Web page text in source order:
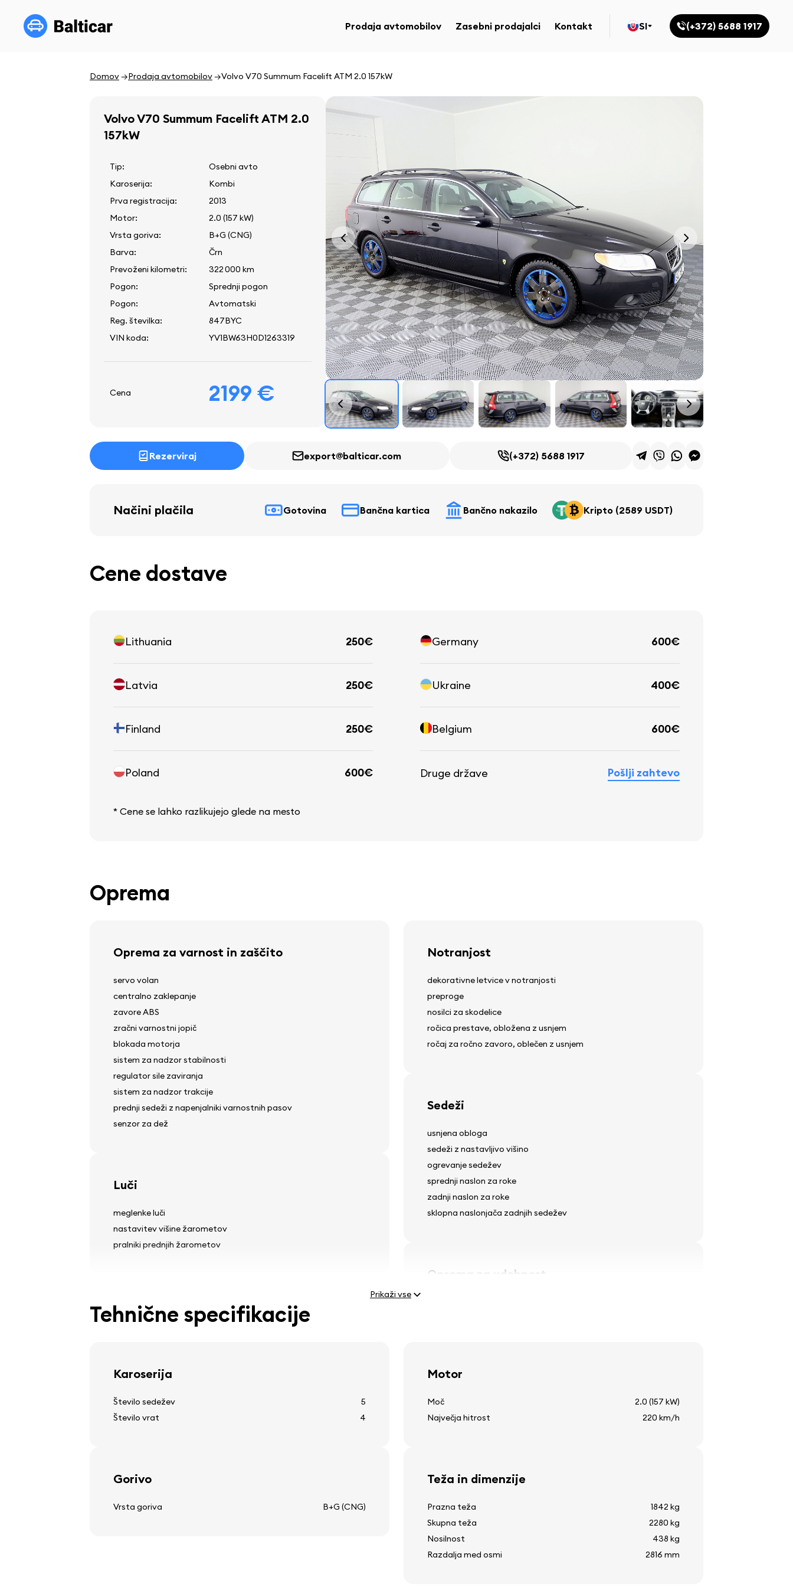
Prodaja avtomobilov Zasebni prodajalci Kontakt SI (+372) 5688 1917
Domov Prodaja avtomobilov Volvo V70 Summum Facelift ATM 2.0 157kW
Volvo V70 Summum Facelift ATM 2.0
157kW
Tip:
Osebni avto
Karoserija:
Kombi
Prva registracija:
2013
Motor:
2.0 (157 kW)
Vrsta goriva:
B+G (CNG)
Barva:
Črn
Prevoženi kilometri:
322 000 km
Pogon:
Sprednji pogon
Pogon:
Avtomatski
Reg. številka:
847BYC
VIN koda:
YV1BW63H0D1263319
Cena 2199 €
Rezerviraj export@balticar.com (+372) 5688 1917
Načini plačila Gotovina Bančna kartica Bančno nakazilo Kripto (2589 USDT)
Cene dostave
Lithuania 250€
Latvia 250€
Finland 250€
Poland 600€
Germany 600€
Ukraine 400€
Belgium 600€
Druge države Pošlji zahtevo
* Cene se lahko razlikujejo glede na mesto
Oprema
Oprema za varnost in zaščito
servo volan
centralno zaklepanje
zavore ABS
zračni varnostni jopič
blokada motorja
sistem za nadzor stabilnosti
regulator sile zaviranja
sistem za nadzor trakcije
prednji sedeži z napenjalniki varnostnih pasov
senzor za dež
Luči
meglenke luči
nastavitev višine žarometov
pralniki prednjih žarometov
Pnevmatike in platišča
Volan
nastavljiv volanski drog
Avdio, video, komunikacija
Notranjost
dekorativne letvice v notranjosti
preproge
nosilci za skodelice
ročica prestave, obložena z usnjem
ročaj za ročno zavoro, oblečen z usnjem
Sedeži
usnjena obloga
sedeži z nastavljivo višino
ogrevanje sedežev
sprednji naslon za roke
zadnji naslon za roke
sklopna naslonjača zadnjih sedežev
Oprema za udobnost
Druga oprema
prikaz zunanje temperature
čistilec zadnjega stekla
Prikaži vse
Tehnične specifikacije
Karoserija
Število sedežev
5
Število vrat
4
Gorivo
Vrsta goriva B+G (CNG)
Motor
Moč
2.0 (157 kW)
Največja hitrost
220 km/h
Teža in dimenzije
Prazna teža
1842 kg
Skupna teža
2280 kg
Nosilnost
438 kg
Razdalja med osmi
2816 mm